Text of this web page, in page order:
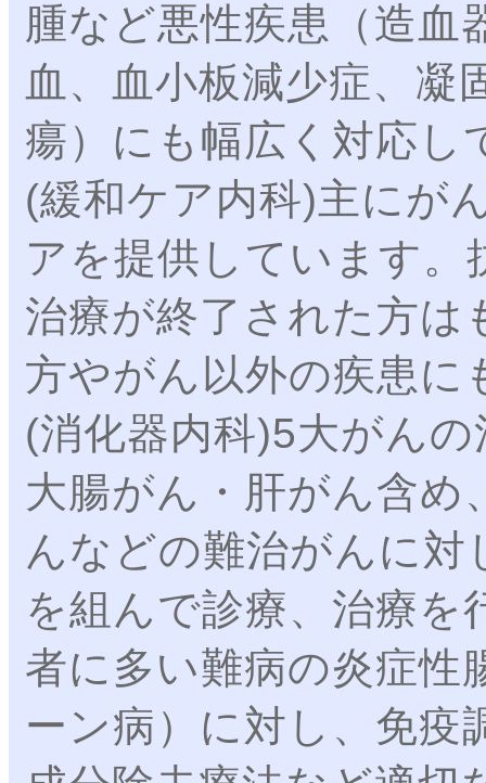
腫など悪性疾患（造血
血、血小板減少症、凝
瘍）にも幅広く対応し
(緩和ケア内科)主にが
アを提供しています
治療が終了された方は
方やがん以外の疾患に
(消化器内科)5大がん
大腸がん・肝がん含め
んなどの難治がんに
を組んで診療、治療を
者に多い難病の炎症性
ーン病）に対し、免疫